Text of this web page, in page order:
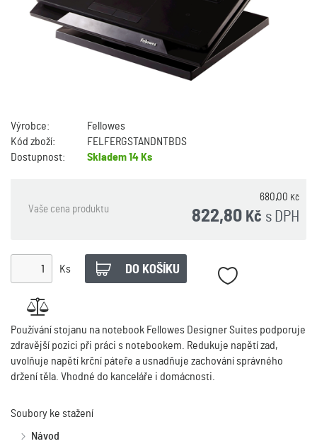
Výrobce:
Fellowes
Kód zboží:
FELFERGSTANDNTBDS
Dostupnost:
Skladem14 Ks
Vaše cena produktu
680,00 Kč
s DPH
822,80 Kč
Ks
Používání stojanu na notebook Fellowes Designer Suites podporuje
zdravější pozici při práci s notebookem. Redukuje napětí zad,
uvolňuje napětí krční páteře a usnadňuje zachování správného
držení těla. Vhodné do kanceláře i domácnosti.
Soubory ke stažení
Návod